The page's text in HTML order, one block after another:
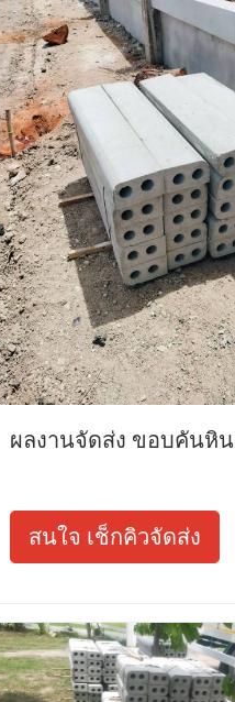
ผลงานจัดส่ง ขอบคันหิน
สนใจ เช็กคิวจัดส่ง